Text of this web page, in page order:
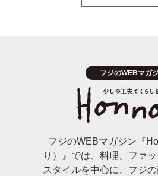
フジのWEBマガジン『
り）』では、料理、ファ
スタイルを中心に、フジ